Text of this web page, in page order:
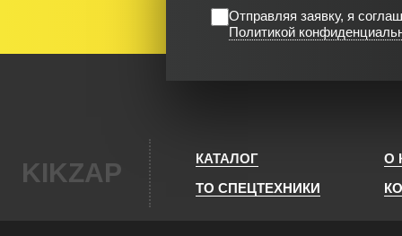
Отправляя заявку, я
Политикой
KIKZAP КАТАЛОГ
О
ТО СПЕЦТЕХНИКИ